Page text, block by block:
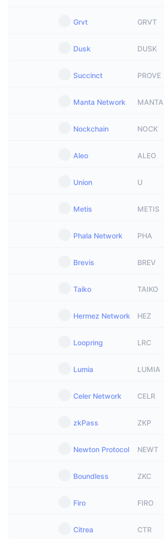
Grvt GRVT
Dusk DUSK
Succinct PROVE
Manta Network MANTA
Nockchain NOCK
Aleo ALEO
Union U
Metis METIS
Phala Network PHA
Brevis BREV
Taiko TAIKO
Hermez Network HEZ
Loopring LRC
Lumia LUMIA
Celer Network CELR
zkPass ZKP
Newton Protocol NEWT
Boundless ZKC
Firo FIRO
Citrea CTR